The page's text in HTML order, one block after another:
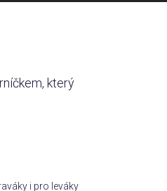
který
i pro leváky